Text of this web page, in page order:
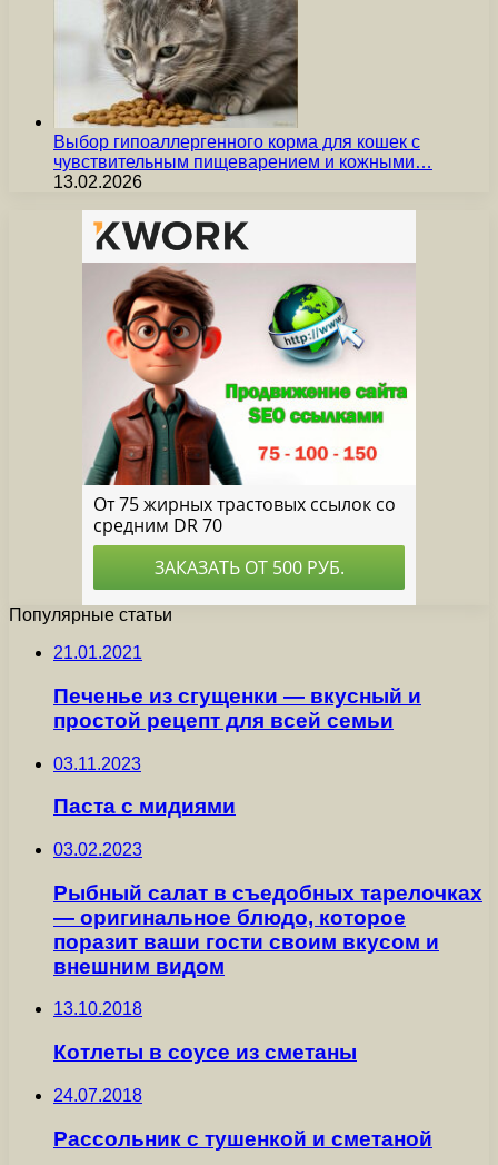
Выбор гипоаллергенного корма для кошек с
чувствительным пищеварением и кожными…
13.02.2026
Популярные статьи
21.01.2021
Печенье из сгущенки — вкусный и
простой рецепт для всей семьи
03.11.2023
Паста с мидиями
03.02.2023
Рыбный салат в съедобных тарелочках
— оригинальное блюдо, которое
поразит ваши гости своим вкусом и
внешним видом
13.10.2018
Котлеты в соусе из сметаны
24.07.2018
Рассольник с тушенкой и сметаной